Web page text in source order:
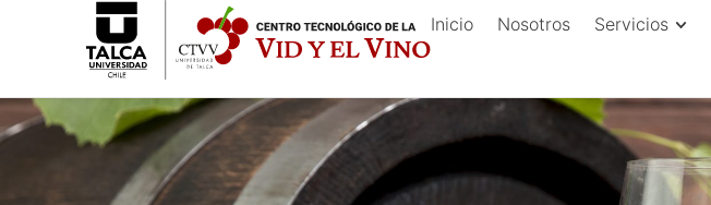
Inicio Nosotros Servicios